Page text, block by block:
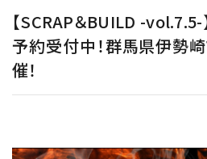
【SCRAP＆BUILD -
予約受付中！群馬県伊勢
催！